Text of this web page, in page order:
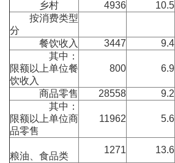
乡村
4936 10.5
按消费类型
分
餐饮收入
3447 9.4
其中：
限额以上单位餐
饮收入
800 6.9
商品零售 28558 9.2
其中：
限额以上单位商
品零售
11962 5.6
粮油、食品类
1271 13.6